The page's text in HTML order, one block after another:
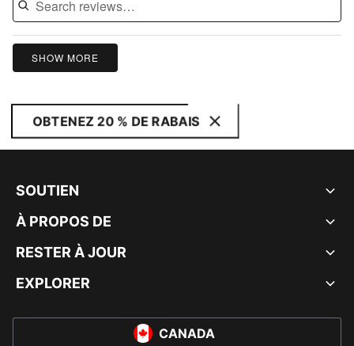
SHOW MORE
OBTENEZ 20 % DE RABAIS
SOUTIEN
À PROPOS DE
RESTER À JOUR
EXPLORER
CANADA